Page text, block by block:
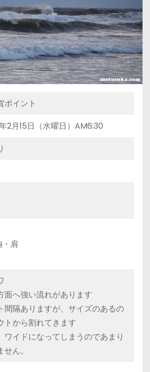
ポイント
2月15日（水曜日）AM6:30
・肩
面へ強い流れがあります
間隔ありますが、サイズのあるの
トから割れてきます
ワイドになってしまうのであまり
ん。